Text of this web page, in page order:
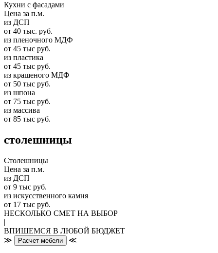
Кухни с фасадами
Цена за п.м.
из ДСП
от 40 тыс. руб.
из пленочного МДФ
от 45 тыс руб.
из пластика
от 45 тыс руб.
из крашеного МДФ
от 50 тыс руб.
из шпона
от 75 тыс руб.
из массива
от 85 тыс руб.
столешницы
Столешницы
Цена за п.м.
из ДСП
от 9 тыс руб.
из искусственного камня
от 17 тыс руб.
НЕСКОЛЬКО СМЕТ НА ВЫБОР
|
ВПИШЕМСЯ В ЛЮБОЙ БЮДЖЕТ
≫
Расчет мебели ≪